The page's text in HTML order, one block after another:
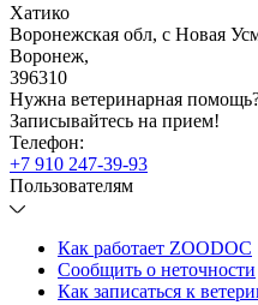
Хатико
Воронежская обл, с Новая
Воронеж,
396310
Нужна ветеринарная
Записывайтесь на прием!
Телефон:
+7 910 247-39-93
Пользователям
Как работает ZOODOC
Сообщить о неточности
Как записаться к